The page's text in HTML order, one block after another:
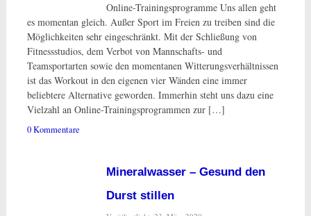
Online-Trainingsprogramme Uns allen geht
es momentan gleich. Außer Sport im Freien zu treiben sind die
Möglichkeiten sehr eingeschränkt. Mit der Schließung von
Fitnessstudios, dem Verbot von Mannschafts- und
Teamsportarten sowie den momentanen Witterungsverhältnissen
ist das Workout in den eigenen vier Wänden eine immer
beliebtere Alternative geworden. Immerhin steht uns dazu eine
Vielzahl an Online-Trainingsprogrammen zur […]
0 Kommentare
Mineralwasser – Gesund den
Durst stillen